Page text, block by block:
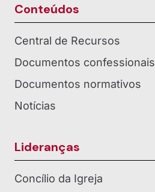
Conteúdos
Central de Recursos
Documentos confessionais
Documentos normativos
Notícias
Lideranças
Concílio da Igreja